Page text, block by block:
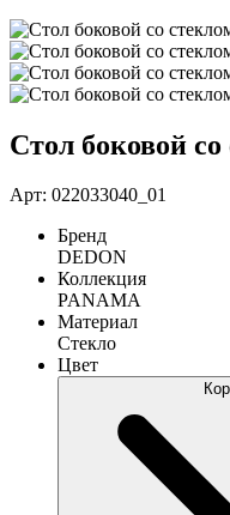
Стол боковой
Арт: 022033040_01
Бренд
DEDON
Коллекция
PANAMA
Материал
Стекло
Цвет